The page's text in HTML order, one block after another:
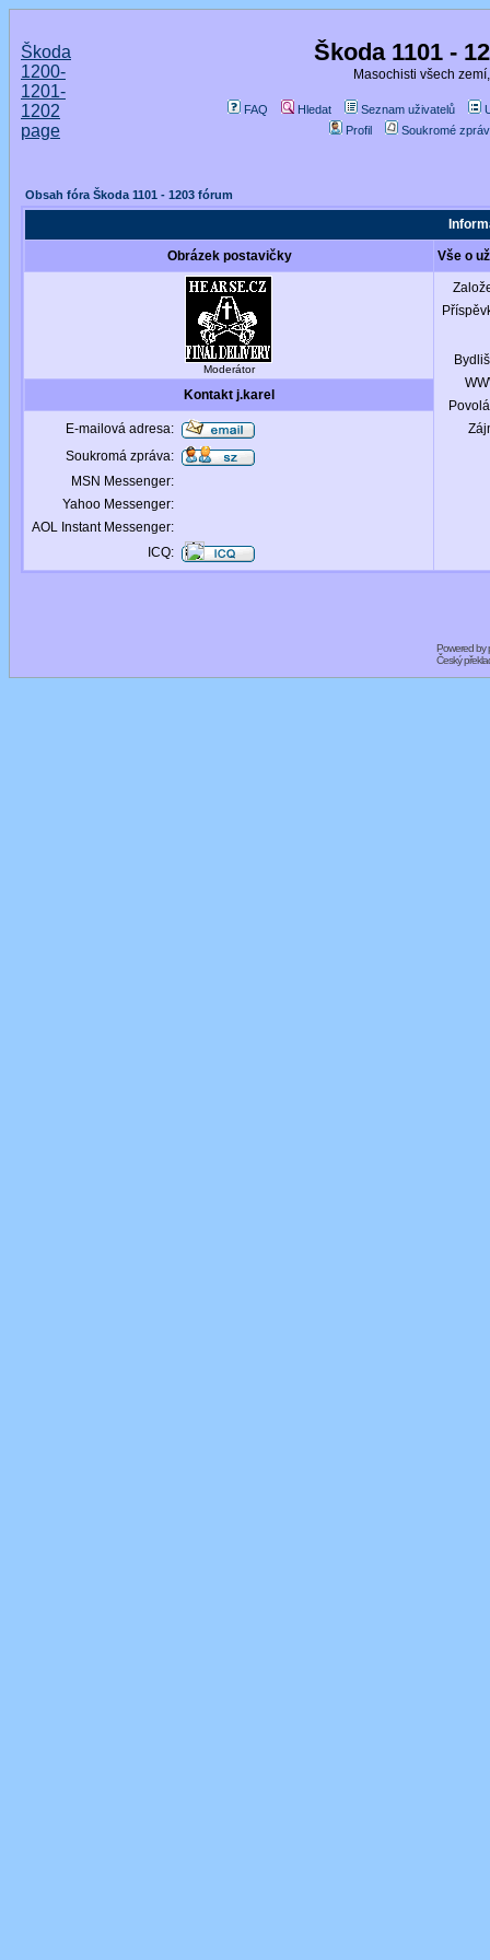
Škoda
1200-
1201-
1202
page
Škoda 1101 -
Masochisti všech
FAQ Hledat Seznam uživatelů
Profil
Soukromé
Obsah fóra Škoda 1101 - 1203 fórum
Obrázek postavičky Vše o
Moderátor
Kontakt j.karel
E-mailová adresa:
Soukromá zpráva:
MSN Messenger:
Yahoo Messenger:
AOL Instant Messenger:
ICQ:
Powered by
Český